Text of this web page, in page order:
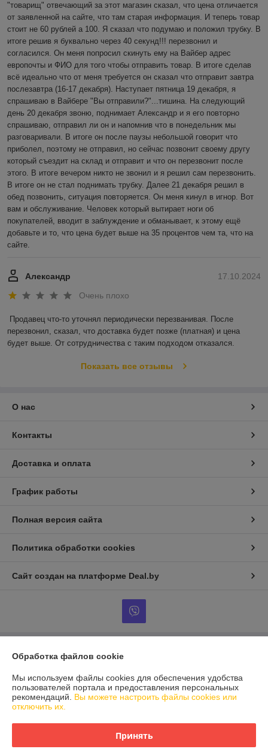
"товарищ" отвечающий за этот магазин сказал, что цена отличается
от заявленной на сайте, что там старая информация. И теперь товар
стоит не 60 рублей а 100. Я сказал что подумаю и положил трубку. В
итоге решив я буквально через 40 секунд!!! перезвонил и
согласился. Он меня попросил скинуть ему на Вайбер адрес
европочты и ФИО для того чтобы отправить товар. В итоге сделав
всё идеально что от меня требуется он сказал что отправит завтра
послезавтра (16-17 декабря). Наступает пятница 19 декабря, я
спрашиваю в Вайбере "Вы отправили?"...тишина. На следующий
день 20 декабря звоню, поднимает Александр и я его повторно
спрашиваю, отправил ли он и напомнив что в понедельник мы
разговаривали. В итоге он после паузы небольшой говорит что
приболел, поэтому не отправил, но сейчас позвонит своему другу
который съездит на склад и отправит и что он перезвонит после
этого. В итоге вечером никто не звонил и я решил сам перезвонить.
В итоге он не стал поднимать трубку. Далее 21 декабря решил в
обед позвонить, ситуация повторяется. Он меня кинул в игнор. Вот
вам и обслуживание. Человек который вытирает ноги об
покупателей, вводит в заблуждение и обманывает, к этому ещё
добавьте и то, что цена будет выше на 35 процентов чем та, что на
сайте.
17.10.2024
Александр
Очень плохо
Продавец что-то уточнял периодически перезванивая. После
перезвонил, сказал, что доставка будет позже (платная) и цена
будет выше. От сотрудничества с таким подходом отказался.
Показать все отзывы
О нас
Контакты
Доставка и оплата
График работы
Полная версия сайта
Политика обработки cookies
Сайт создан на платформе Deal.by
Информация для покупателя
Индивидуальный предприниматель:
ИП Сомкин
Минский р-н, аг.Острошицкий Городок, ул.Ленинская, д.75, кв.1
Регистрационный номер ЕГР: 691451611
Регистрационный орган: Минский райисполком
Обработка файлов cookie
Мы используем файлы cookies для обеспечения удобства
пользователей портала и предоставления персональных
рекомендаций. Вы можете настроить файлы cookies или
отключить их.
Принять